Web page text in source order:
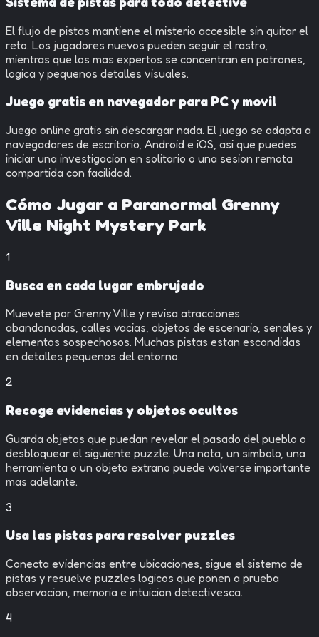
El flujo de pistas mantiene el misterio accesible sin quitar el
reto. Los jugadores nuevos pueden seguir el rastro,
mientras que los mas expertos se concentran en patrones,
logica y pequenos detalles visuales.
Juego gratis en navegador para PC y movil
Juega online gratis sin descargar nada. El juego se adapta a
navegadores de escritorio, Android e iOS, asi que puedes
iniciar una investigacion en solitario o una sesion remota
compartida con facilidad.
Cómo Jugar a Paranormal Grenny
Ville Night Mystery Park
1
Busca en cada lugar embrujado
Muevete por Grenny Ville y revisa atracciones
abandonadas, calles vacias, objetos de escenario, senales y
elementos sospechosos. Muchas pistas estan escondidas
en detalles pequenos del entorno.
2
Recoge evidencias y objetos ocultos
Guarda objetos que puedan revelar el pasado del pueblo o
desbloquear el siguiente puzzle. Una nota, un simbolo, una
herramienta o un objeto extrano puede volverse importante
mas adelante.
3
Usa las pistas para resolver puzzles
Conecta evidencias entre ubicaciones, sigue el sistema de
pistas y resuelve puzzles logicos que ponen a prueba
observacion, memoria e intuicion detectivesca.
4